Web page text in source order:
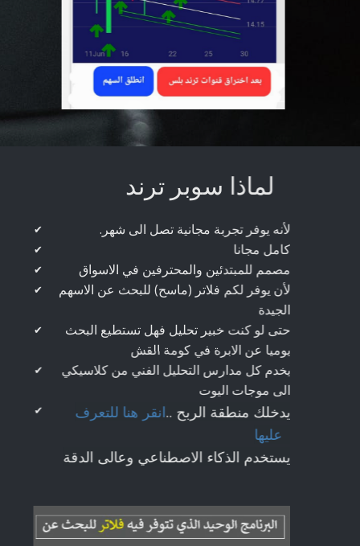
لماذا سوبر ترند
.لأنه يوفر تجربة مجانية تصل الى شهر
كامل مجانا
مصمم للمبتدئين والمحترفين في الاسواق
✔
لأن يوفر لكم فلاتر (ماسح) للبحث عن الاسهم
الجيدة
✔
حتى لو كنت خبير تحليل فهل تستطيع البحث
يوميا عن الابرة في كومة القش
✔
يخدم كل مدارس التحليل الفني من كلاسيكي
الى موجات اليوت
يدخلك منطقة الربح .. انقر هنا للتعرف
يستخدم الذكاء الاصطناعي وعالى الدقة